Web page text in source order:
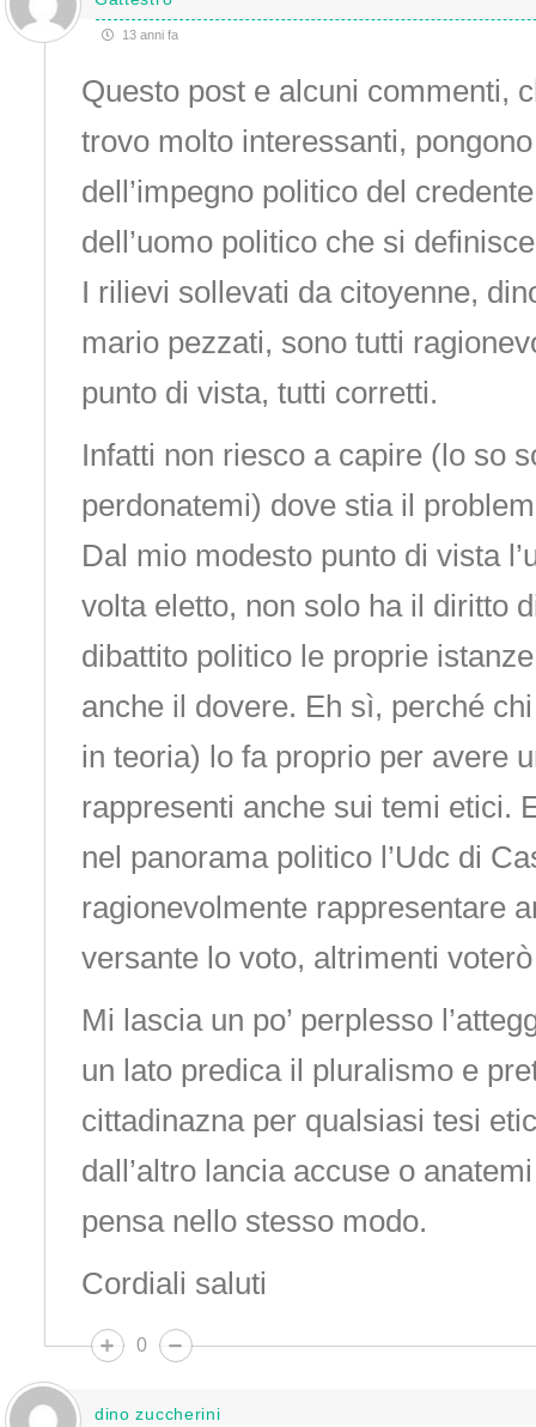
13 anni fa
Questo post e alcuni commenti,
trovo molto interessanti,
dell’impegno politico del
dell’uomo politico che si
I rilievi sollevati da citoyenne,
mario pezzati, sono tutti
punto di vista, tutti corretti.
Infatti non riesco a capire (lo so
perdonatemi) dove stia il
Dal mio modesto punto di vista
volta eletto, non solo ha il diritto
dibattito politico le proprie
anche il dovere. Eh sì, perché
in teoria) lo fa proprio per avere
rappresenti anche sui temi etici.
nel panorama politico l’Udc di
ragionevolmente rappresentare
versante lo voto, altrimenti
Mi lascia un po’ perplesso
un lato predica il pluralismo e
cittadinazna per qualsiasi tesi
dall’altro lancia accuse o
pensa nello stesso modo.
Cordiali saluti
0
dino zuccherini